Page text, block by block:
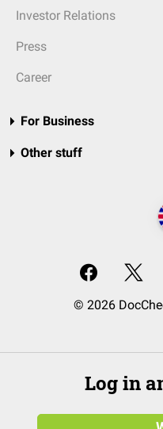
Investor Relations
Press
Career
For Business
Other stuff
© 2026
Log in